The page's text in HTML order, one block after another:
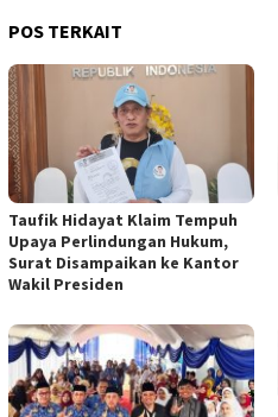
POS TERKAIT
Taufik Hidayat Klaim Tempuh
Upaya Perlindungan Hukum,
Surat Disampaikan ke Kantor
Wakil Presiden